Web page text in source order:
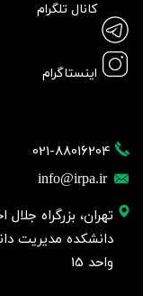
021-88016204
info@irpa.ir
تهران، بزرگراه
واحد 15
کانال تلگرام
اینستاگرام